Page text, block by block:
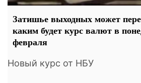
Затишье выходных может
каким будет курс валют в
февраля
Новый курс от НБУ